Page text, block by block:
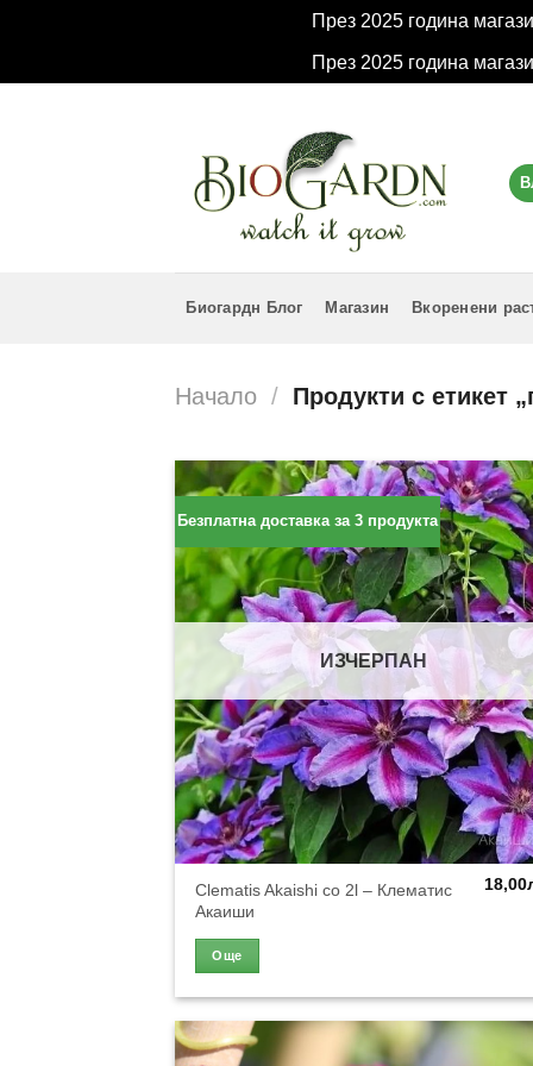
През 2025 година
През 2025 година
Биогардн Блог Магазин Вкоренени
Начало / Продукти с етикет
Безплатна доставка за 3 продукта
ИЗЧЕРПАН
Clematis Akaishi co 2l – Клематис
Акаиши
18,00
Още